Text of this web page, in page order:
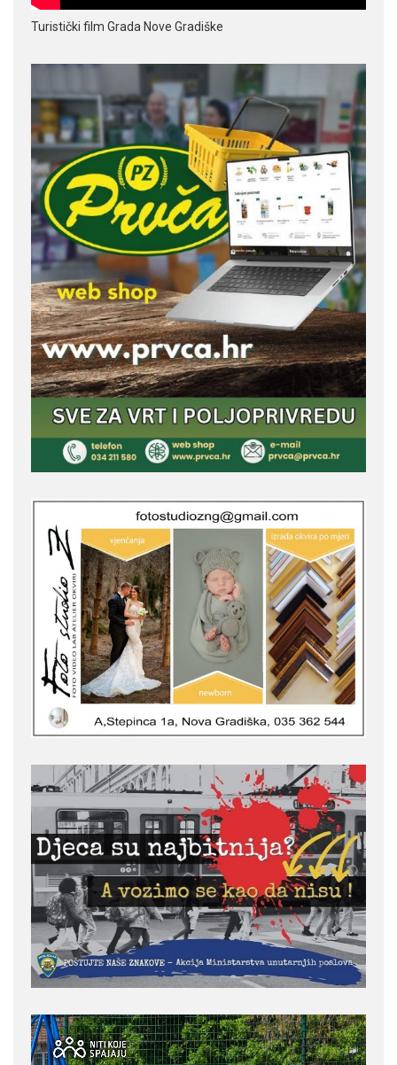
Turistički film Grada Nove Gradiške